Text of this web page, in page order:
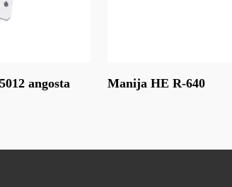
angosta Leer Más
Manija HE R-640